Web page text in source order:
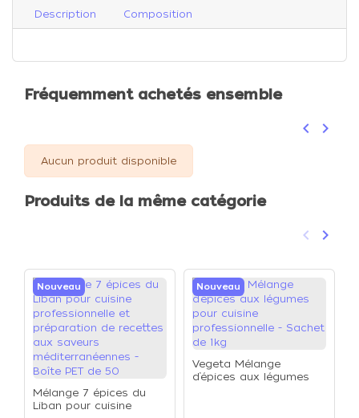
Description Composition
Fréquemment achetés ensemble
Précédent
keyboard_arrow_left keyboard_arrow_right
Aucun produit disponible
Produits de la même catégorie
Précédent
keyboard_arrow_left keyboard_arrow_right
Nouveau
Mélange 7 épices du
Liban pour cuisine
Nouveau
Vegeta Mélange
d’épices aux légumes